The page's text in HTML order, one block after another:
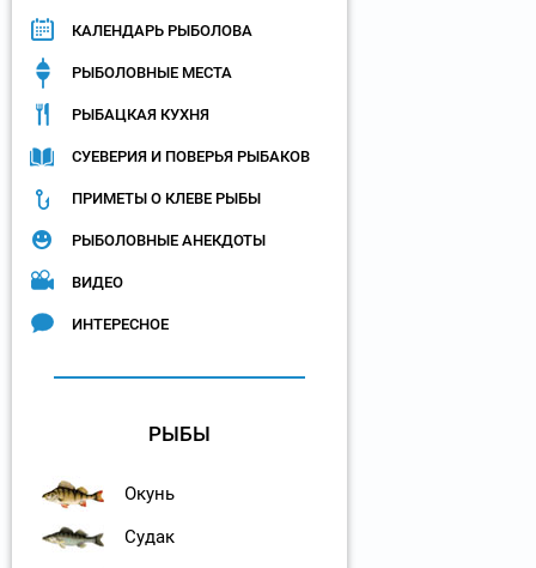
КАЛЕНДАРЬ РЫБОЛОВА
РЫБОЛОВНЫЕ МЕСТА
РЫБАЦКАЯ КУХНЯ
СУЕВЕРИЯ И ПОВЕРЬЯ РЫБАКОВ
ПРИМЕТЫ О КЛЕВЕ РЫБЫ
РЫБОЛОВНЫЕ АНЕКДОТЫ
ВИДЕО
ИНТЕРЕСНОЕ
РЫБЫ
Окунь
Судак